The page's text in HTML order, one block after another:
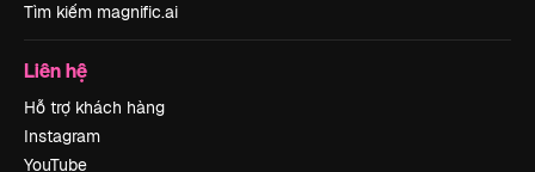
Tìm kiếm magnific.ai
Liên hệ
Hỗ trợ khách hàng
Instagram
YouTube